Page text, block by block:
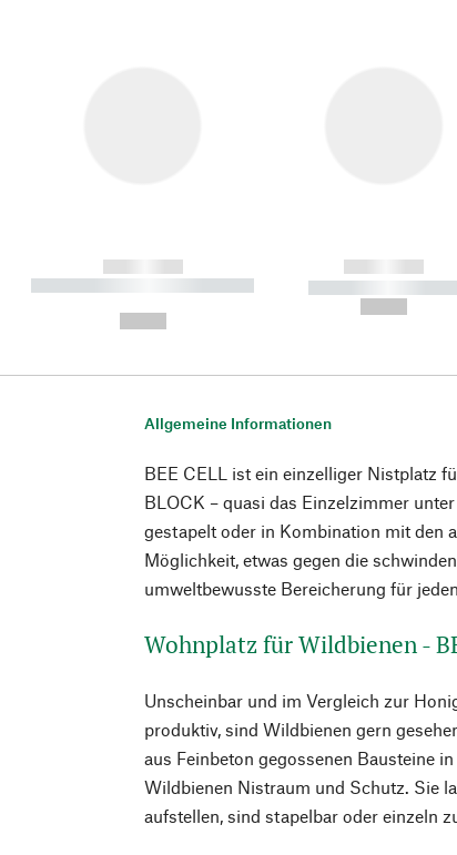
------------
----------- ----------- ----------
------------
-----------
Allgemeine Informationen
BEE CELL ist ein einzelliger Nistplatz
BLOCK – quasi das Einzelzimmer
gestapelt oder in Kombination mit den
Möglichkeit, etwas gegen die
umweltbewusste Bereicherung für
Wohnplatz für Wildbienen -
Unscheinbar und im Vergleich zur
produktiv, sind Wildbienen gern
aus Feinbeton gegossenen Bausteine
Wildbienen Nistraum und Schutz. Sie
aufstellen, sind stapelbar oder einzeln